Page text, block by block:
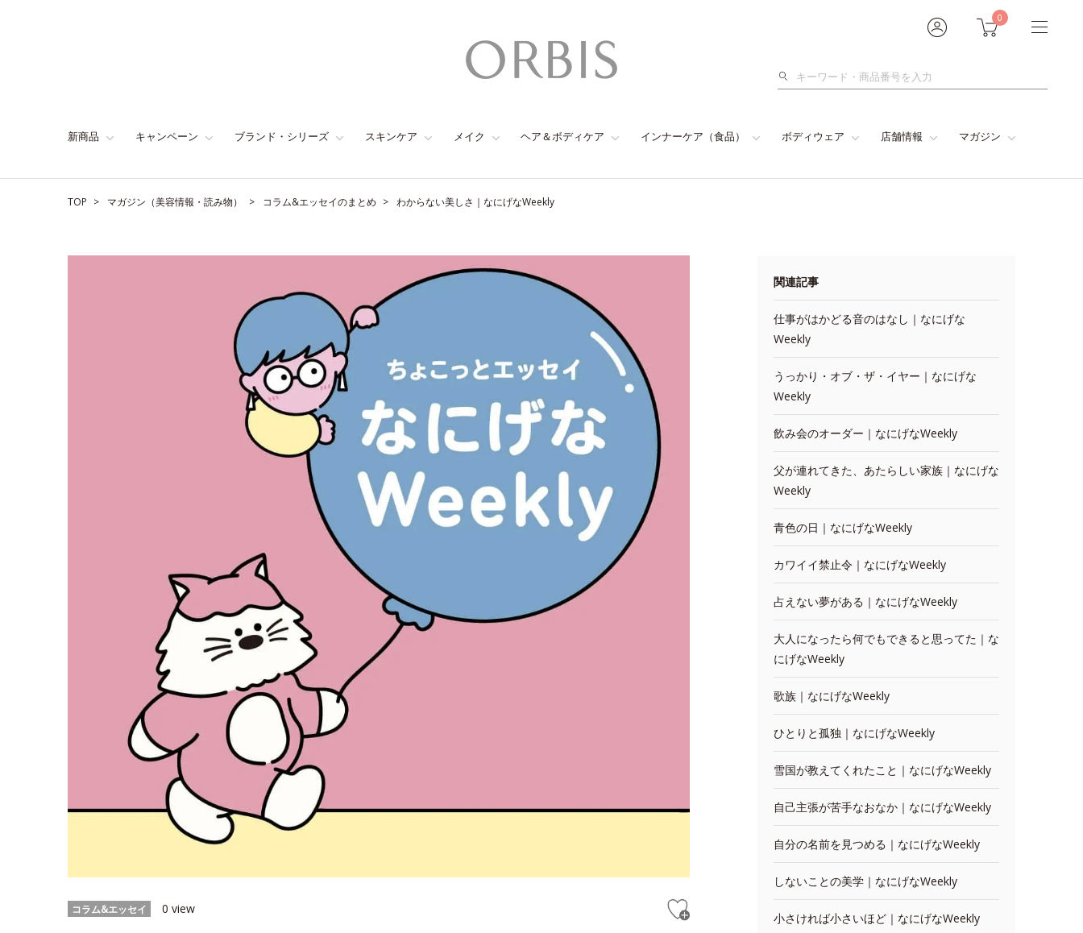
0
検
新商品 キャンペーン ブランド・シリーズ スキンケア メイク ヘア＆ボディケア インナーケア（食品） ボディウェア 店舗情報 マガジン
TOP マガジン（美容情報・読み物） コラム&エッセイのまとめ わからない美しさ｜なにげなWeekly
コラム&エッセイ 0 view
関連記事
仕事がはかどる音のはなし｜なにげな
Weekly
うっかり・オブ・ザ・イヤー｜なにげな
Weekly
飲み会のオーダー｜なにげなWeekly
父が連れてきた、あたらしい家族｜なにげな
Weekly
青色の日｜なにげなWeekly
カワイイ禁止令｜なにげなWeekly
占えない夢がある｜なにげなWeekly
大人になったら何でもできると思ってた｜な
にげなWeekly
歌族｜なにげなWeekly
ひとりと孤独｜なにげなWeekly
雪国が教えてくれたこと｜なにげなWeekly
自己主張が苦手なおなか｜なにげなWeekly
自分の名前を見つめる｜なにげなWeekly
しないことの美学｜なにげなWeekly
小さければ小さいほど｜なにげなWeekly